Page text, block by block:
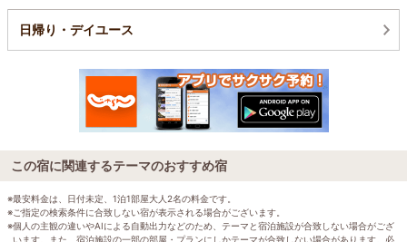
日帰り・デイユース
この宿に関連するテーマのおすすめ宿
※最安料金は、日付未定、1泊1部屋大人2名の料金です。
※ご指定の検索条件に合致しない宿が表示される場合がございます。
※個人の主観の違いやAIによる自動出力などのため、テーマと宿泊施設が合致しない場合がござ
います。また、宿泊施設の一部の部屋・プランにしかテーマが合致しない場合があります。必